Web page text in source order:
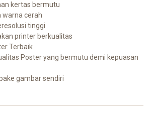
kertas bermutu
warna cerah
tinggi
printer berkualitas
Terbaik
Poster yang bermutu demi kepuasan
gambar sendiri